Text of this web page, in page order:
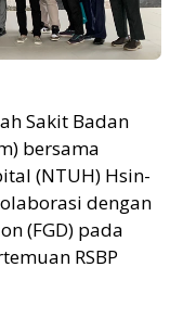
Sakit Badan
bersama
(NTUH) Hsin-
dengan
(FGD) pada
RSBP